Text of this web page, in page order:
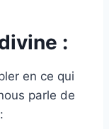
:
en ce qui
parle de